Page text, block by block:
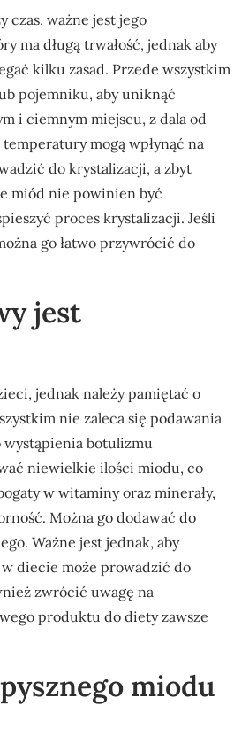
czas, ważne jest jego
długą trwałość, jednak aby
kilku zasad. Przede wszystkim
pojemniku, aby uniknąć
i ciemnym miejscu, z dala od
mogą wpłynąć na
do krystalizacji, a zbyt
miód nie powinien być
proces krystalizacji. Jeśli
go łatwo przywrócić do
jest
jednak należy pamiętać o
nie zaleca się podawania
botulizmu
niewielkie ilości miodu, co
w witaminy oraz minerały,
Można go dodawać do
Ważne jest jednak, aby
diecie może prowadzić do
zwrócić uwagę na
produktu do diety zawsze
miodu